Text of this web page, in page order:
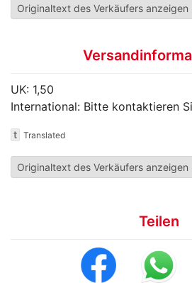
Originaltext des Verkäufers anzeigen
UK: 1,50
International: Bitte kontaktieren
t Translated
Originaltext des Verkäufers anzeigen
Teilen